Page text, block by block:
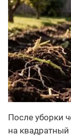
После уборки
на